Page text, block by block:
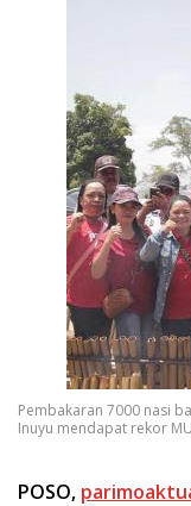
Pembakaran 7000 nasi
Inuyu mendapat rekor
POSO,